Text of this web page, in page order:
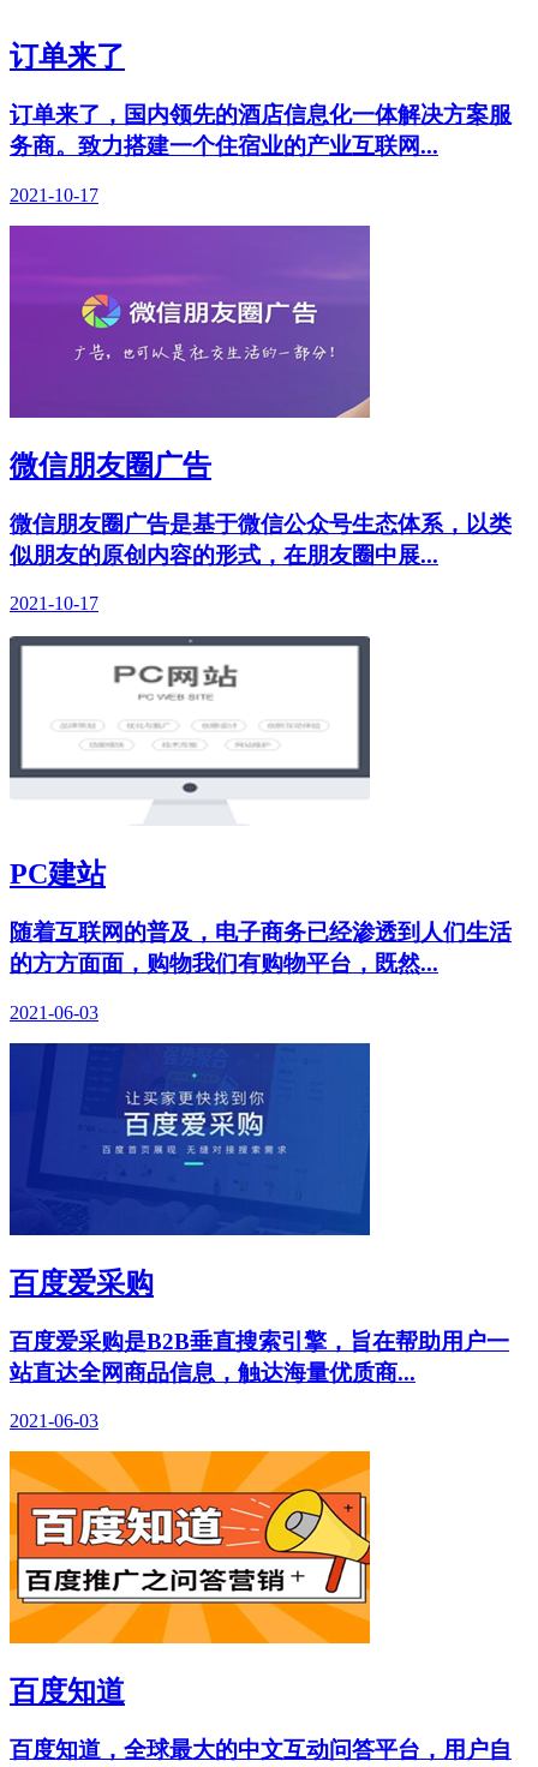
订单来了
订单来了，国内领先的酒店信息化一体解决方案服
务商。致力搭建一个住宿业的产业互联网...
2021-10-17
微信朋友圈广告
微信朋友圈广告是基于微信公众号生态体系，以类
似朋友的原创内容的形式，在朋友圈中展...
2021-10-17
PC建站
随着互联网的普及，电子商务已经渗透到人们生活
的方方面面，购物我们有购物平台，既然...
2021-06-03
百度爱采购
百度爱采购是B2B垂直搜索引擎，旨在帮助用户一
站直达全网商品信息，触达海量优质商...
2021-06-03
百度知道
百度知道，全球最大的中文互动问答平台，用户自